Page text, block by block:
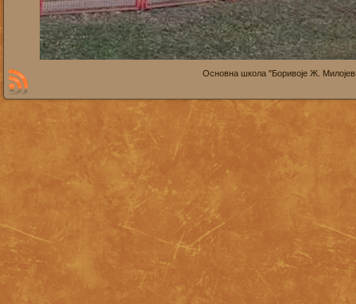
Основна школа "Боривоје Ж.